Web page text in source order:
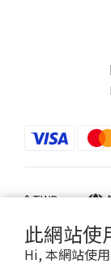
此網站使
Hi, 本網站使
$TWD